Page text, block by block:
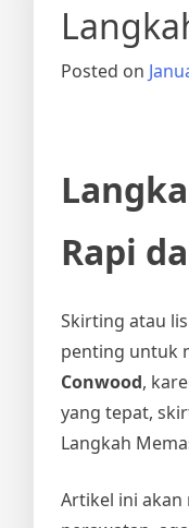
Posted on
Rapi
Skirting atau
penting untuk
Conwood,
yang tepat,
Langkah
Artikel ini akan